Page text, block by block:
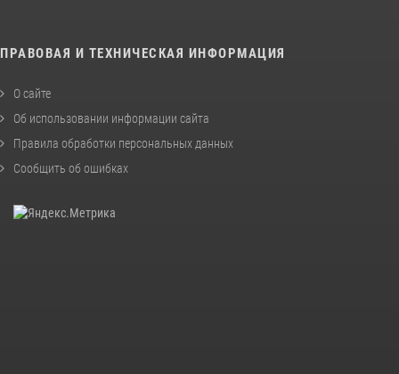
ПРАВОВАЯ И ТЕХНИЧЕСКАЯ ИНФОРМАЦИЯ
О сайте
Об использовании информации сайта
Правила обработки персональных данных
Сообщить об ошибках